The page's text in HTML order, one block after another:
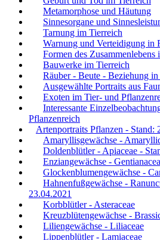
Metamorphose und Häutung
Sinnesorgane und
Tarnung im Tierreich
Warnung und Verteidigung in
Formen des Zusammenlebens
Bauwerke im Tierreich
Räuber - Beute - Beziehung
Ausgewählte Portraits aus
Exoten im Tier- und
Interessante
Pflanzenreich
Artenportraits Pflanzen - Stand:
Amaryllisgewächse -
Doldenblütler - Apiaceae -
Enziangewächse -
Glockenblumengewächse -
Hahnenfußgewächse -
23.04.2021
Korbblütler - Asteraceae
Kreuzblütengewächse -
Liliengewächse - Liliaceae
Lippenblütler - Lamiaceae